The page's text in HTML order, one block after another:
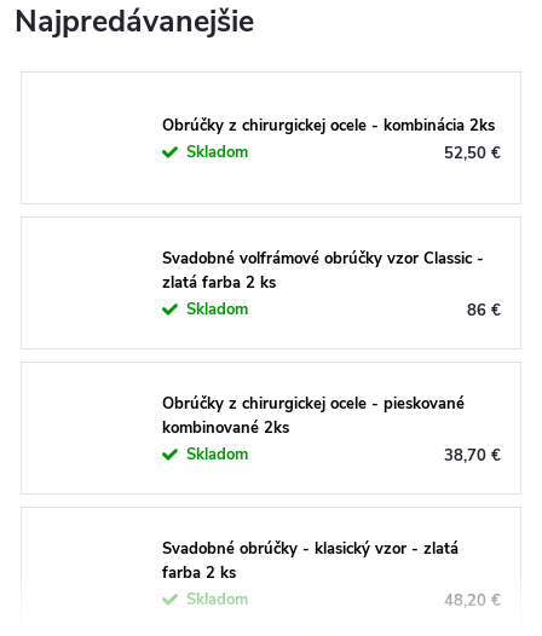
Najpredávanejšie
Obrúčky z chirurgickej ocele - kombinácia 2ks
Skladom
52,50 €
Svadobné volfrámové obrúčky vzor Classic -
zlatá farba 2 ks
Skladom
86 €
Obrúčky z chirurgickej ocele - pieskované
kombinované 2ks
Skladom
38,70 €
Svadobné obrúčky - klasický vzor - zlatá
farba 2 ks
Skladom
48,20 €